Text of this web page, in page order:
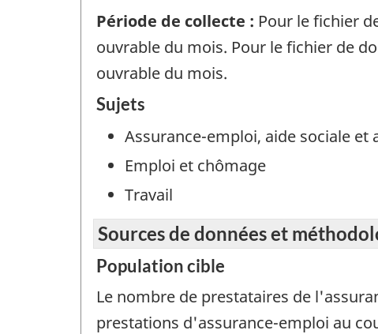
Période de collecte : Pour le fichier
ouvrable du mois. Pour le fichier de
ouvrable du mois.
Sujets
Assurance-emploi, aide sociale et
Emploi et chômage
Travail
Sources de données et
Population cible
Le nombre de prestataires de
prestations d'assurance-emploi au